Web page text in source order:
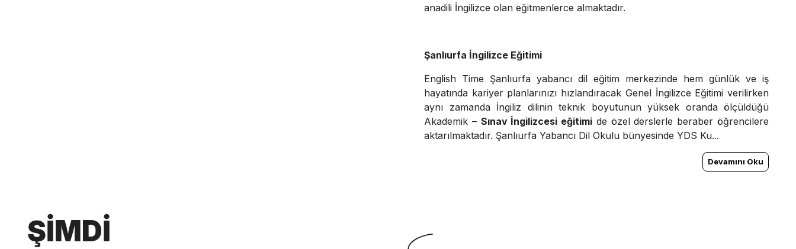
anadili İngilizce olan eğitmenlerce almaktadır.
Şanlıurfa İngilizce Eğitimi
English Time Şanlıurfa yabancı dil eğitim merkezinde hem günlük ve iş
hayatında kariyer planlarınızı hızlandıracak Genel İngilizce Eğitimi verilirken
aynı zamanda İngiliz dilinin teknik boyutunun yüksek oranda ölçüldüğü
Akademik – Sınav İngilizcesi eğitimi de özel derslerle beraber öğrencilere
aktarılmaktadır. Şanlıurfa Yabancı Dil Okulu bünyesinde YDS Ku...
Devamını Oku
ŞİMDİ